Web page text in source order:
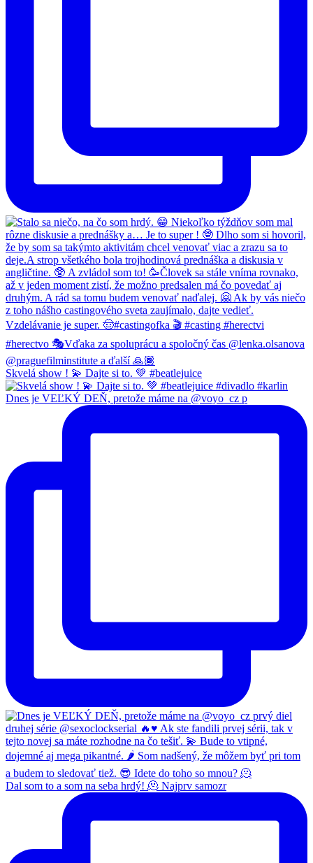
Skvelá show ! 💫 Dajte si to. 💚 #beatlejuice
Dnes je VEĽKÝ DEŇ, pretože máme na @voyo_cz p
Dal som to a som na seba hrdý! 🫠 Najprv samozr